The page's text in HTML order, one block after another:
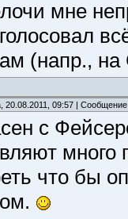
мне
(напр., на
20.08.2011, 09:57 |
с
много
что бы